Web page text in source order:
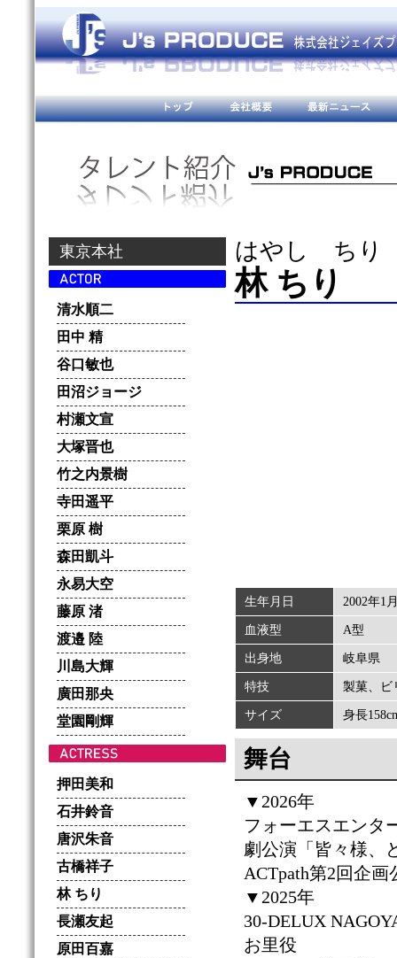
東京本社
清水順二
田中 精
谷口敏也
田沼ジョージ
村瀬文宣
大塚晋也
竹之内景樹
寺田遥平
栗原 樹
森田凱斗
永易大空
藤原 渚
渡邉 陸
川島大輝
廣田那央
堂園剛輝
押田美和
石井鈴音
唐沢朱音
古橋祥子
林 ちり
長瀬友起
原田百嘉
はやし ちり
林 ちり
生年月日 2002年1
血液型 A型
出身地 岐阜県
特技 製菓、ビ
サイズ 身長
舞台
▼2026年
フォーエスエンタ
劇公演「皆々様、
ACTpath第2回企
▼2025年
30-DELUX
お里役